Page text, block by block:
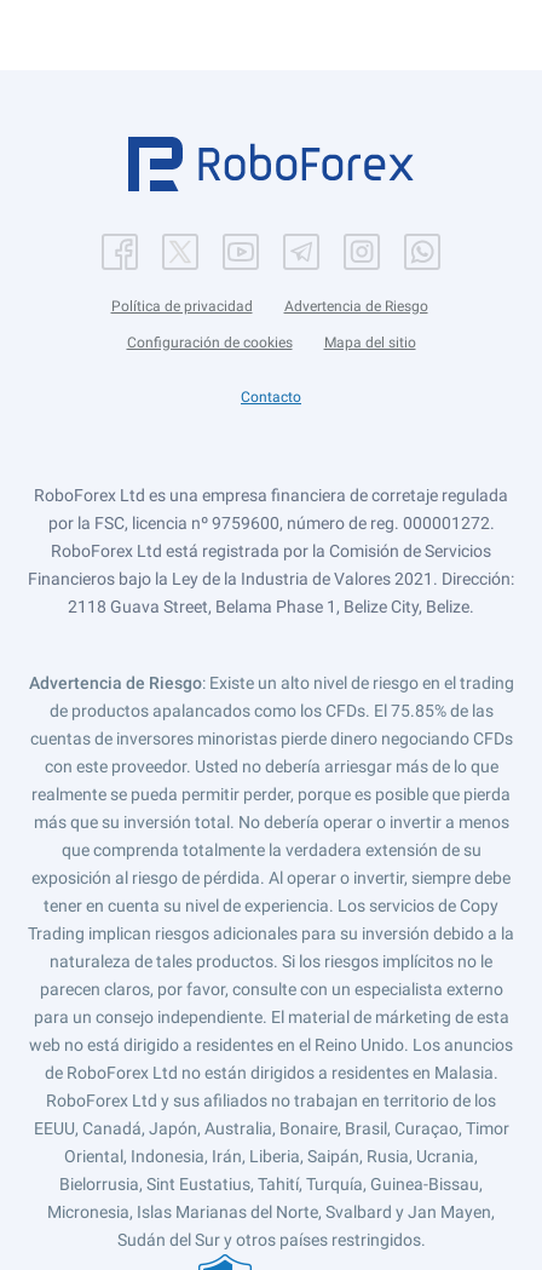
Política de privacidad Advertencia de Riesgo
Configuración de cookies Mapa del sitio
Contacto
RoboForex Ltd es una empresa financiera de corretaje regulada
por la FSC, licencia nº 9759600, número de reg. 000001272.
RoboForex Ltd está registrada por la Comisión de Servicios
Financieros bajo la Ley de la Industria de Valores 2021. Dirección:
2118 Guava Street, Belama Phase 1, Belize City, Belize.
Advertencia de Riesgo: Existe un alto nivel de riesgo en el trading
de productos apalancados como los CFDs. El 75.85% de las
cuentas de inversores minoristas pierde dinero negociando CFDs
con este proveedor. Usted no debería arriesgar más de lo que
realmente se pueda permitir perder, porque es posible que pierda
más que su inversión total. No debería operar o invertir a menos
que comprenda totalmente la verdadera extensión de su
exposición al riesgo de pérdida. Al operar o invertir, siempre debe
tener en cuenta su nivel de experiencia. Los servicios de Copy
Trading implican riesgos adicionales para su inversión debido a la
naturaleza de tales productos. Si los riesgos implícitos no le
parecen claros, por favor, consulte con un especialista externo
para un consejo independiente. El material de márketing de esta
web no está dirigido a residentes en el Reino Unido. Los anuncios
de RoboForex Ltd no están dirigidos a residentes en Malasia.
RoboForex Ltd y sus afiliados no trabajan en territorio de los
EEUU, Canadá, Japón, Australia, Bonaire, Brasil, Curaçao, Timor
Oriental, Indonesia, Irán, Liberia, Saipán, Rusia, Ucrania,
Bielorrusia, Sint Eustatius, Tahití, Turquía, Guinea-Bissau,
Micronesia, Islas Marianas del Norte, Svalbard y Jan Mayen,
Sudán del Sur y otros países restringidos.